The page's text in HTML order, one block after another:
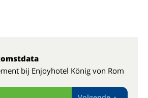
bij Enjoyhotel König von Rom